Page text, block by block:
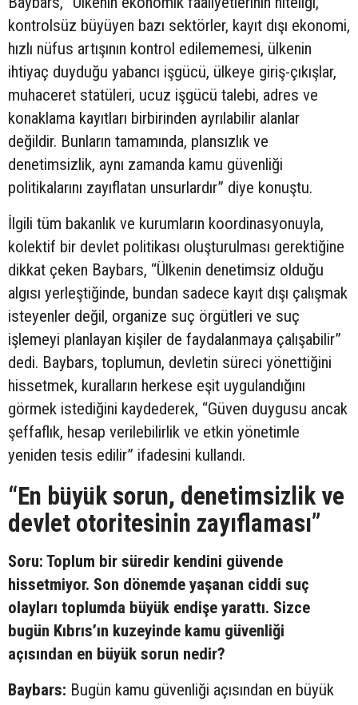
kontrolsüz büyüyen bazı sektörler, kayıt dışı ekonomi,
hızlı nüfus artışının kontrol edilememesi, ülkenin
ihtiyaç duyduğu yabancı işgücü, ülkeye giriş-çıkışlar,
muhaceret statüleri, ucuz işgücü talebi, adres ve
konaklama kayıtları birbirinden ayrılabilir alanlar
değildir. Bunların tamamında, plansızlık ve
denetimsizlik, aynı zamanda kamu güvenliği
politikalarını zayıflatan unsurlardır” diye konuştu.
İlgili tüm bakanlık ve kurumların koordinasyonuyla,
kolektif bir devlet politikası oluşturulması gerektiğine
dikkat çeken Baybars, “Ülkenin denetimsiz olduğu
algısı yerleştiğinde, bundan sadece kayıt dışı çalışmak
isteyenler değil, organize suç örgütleri ve suç
işlemeyi planlayan kişiler de faydalanmaya çalışabilir”
dedi. Baybars, toplumun, devletin süreci yönettiğini
hissetmek, kuralların herkese eşit uygulandığını
görmek istediğini kaydederek, “Güven duygusu ancak
şeffaflık, hesap verilebilirlik ve etkin yönetimle
yeniden tesis edilir” ifadesini kullandı.
“En büyük sorun, denetimsizlik ve
devlet otoritesinin zayıflaması”
Soru: Toplum bir süredir kendini güvende
hissetmiyor. Son dönemde yaşanan ciddi suç
olayları toplumda büyük endişe yarattı. Sizce
bugün Kıbrıs’ın kuzeyinde kamu güvenliği
açısından en büyük sorun nedir?
Baybars: Bugün kamu güvenliği açısından en büyük